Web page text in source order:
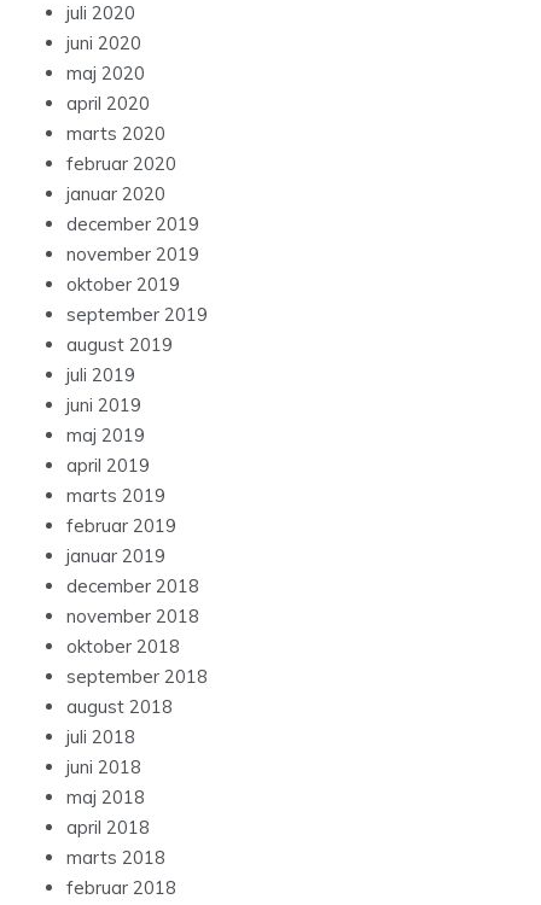
juli 2020
juni 2020
maj 2020
april 2020
marts 2020
februar 2020
januar 2020
december 2019
november 2019
oktober 2019
september 2019
august 2019
juli 2019
juni 2019
maj 2019
april 2019
marts 2019
februar 2019
januar 2019
december 2018
november 2018
oktober 2018
september 2018
august 2018
juli 2018
juni 2018
maj 2018
april 2018
marts 2018
februar 2018